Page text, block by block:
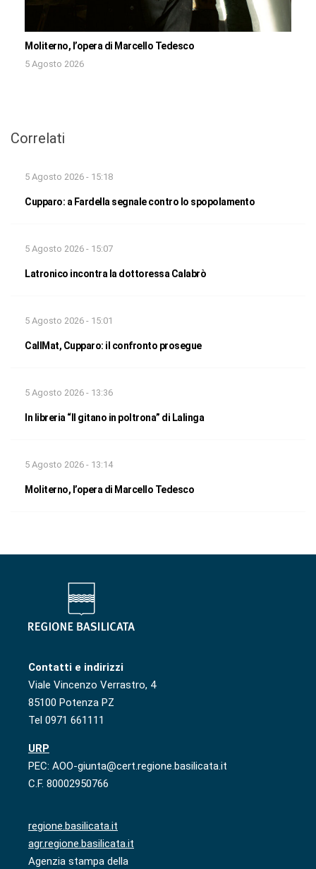
Moliterno, l’opera di Marcello Tedesco
5 Agosto 2026
Correlati
5 Agosto 2026 - 15:18
Cupparo: a Fardella segnale contro lo spopolamento
5 Agosto 2026 - 15:07
Latronico incontra la dottoressa Calabrò
5 Agosto 2026 - 15:01
CallMat, Cupparo: il confronto prosegue
5 Agosto 2026 - 13:36
In libreria “Il gitano in poltrona” di Lalinga
5 Agosto 2026 - 13:14
Moliterno, l’opera di Marcello Tedesco
Contatti e indirizzi
Viale Vincenzo Verrastro, 4
85100 Potenza PZ
Tel 0971 661111
URP
PEC: AOO-giunta@cert.regione.basilicata.it
C.F. 80002950766
regione.basilicata.it
agr.regione.basilicata.it
Agenzia stampa della